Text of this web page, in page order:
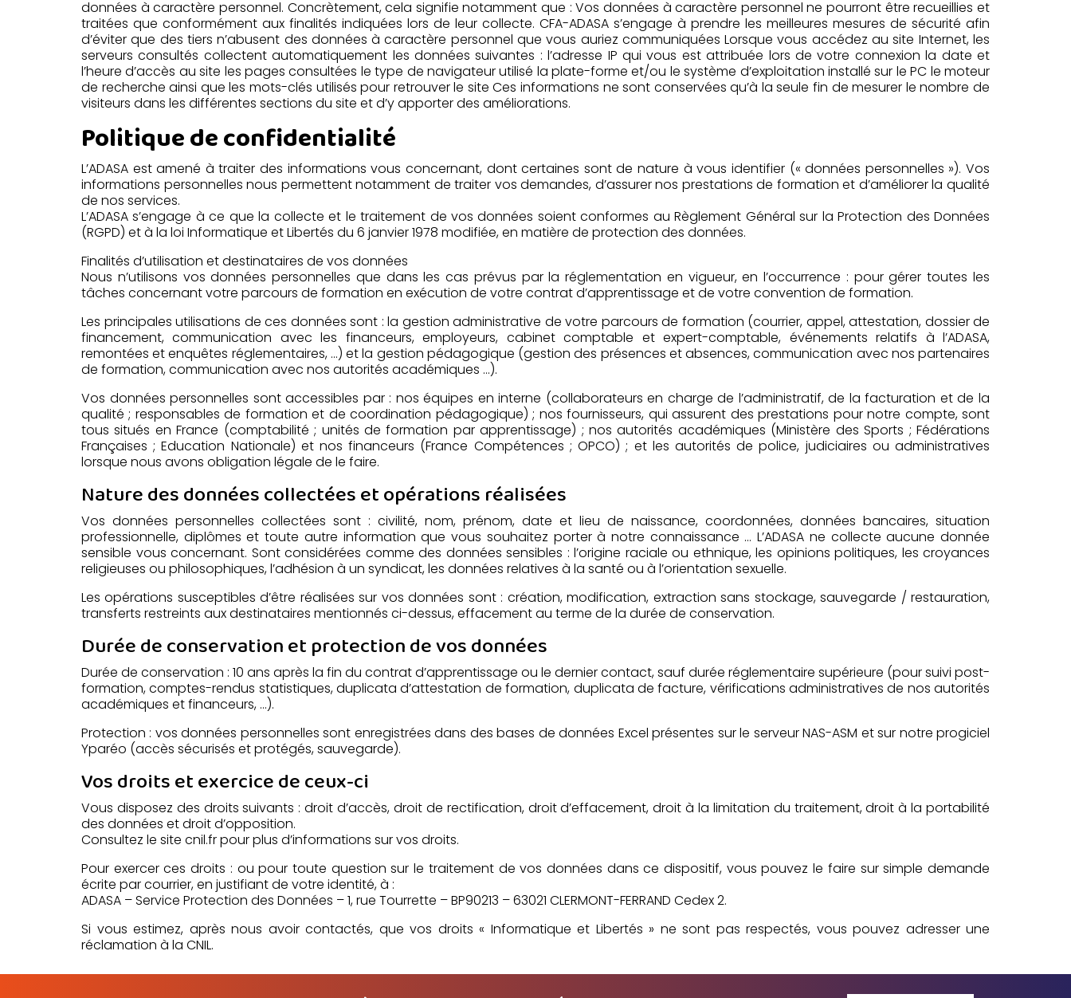
données à caractère personnel. Concrètement, cela signifie notamment que : Vos données à caractère personnel ne pourront être recueillies et
traitées que conformément aux finalités indiquées lors de leur collecte. CFA-ADASA s’engage à prendre les meilleures mesures de sécurité afin
d’éviter que des tiers n’abusent des données à caractère personnel que vous auriez communiquées Lorsque vous accédez au site Internet, les
serveurs consultés collectent automatiquement les données suivantes : l’adresse IP qui vous est attribuée lors de votre connexion la date et
l’heure d’accès au site les pages consultées le type de navigateur utilisé la plate-forme et/ou le système d’exploitation installé sur le PC le moteur
de recherche ainsi que les mots-clés utilisés pour retrouver le site Ces informations ne sont conservées qu’à la seule fin de mesurer le nombre de
visiteurs dans les différentes sections du site et d’y apporter des améliorations.
Politique de confidentialité
L’ADASA est amené à traiter des informations vous concernant, dont certaines sont de nature à vous identifier (« données personnelles »). Vos
informations personnelles nous permettent notamment de traiter vos demandes, d’assurer nos prestations de formation et d’améliorer la qualité
de nos services.
L’ADASA s’engage à ce que la collecte et le traitement de vos données soient conformes au Règlement Général sur la Protection des Données
(RGPD) et à la loi Informatique et Libertés du 6 janvier 1978 modifiée, en matière de protection des données.
Finalités d’utilisation et destinataires de vos données
Nous n’utilisons vos données personnelles que dans les cas prévus par la réglementation en vigueur, en l’occurrence : pour gérer toutes les
tâches concernant votre parcours de formation en exécution de votre contrat d’apprentissage et de votre convention de formation.
Les principales utilisations de ces données sont : la gestion administrative de votre parcours de formation (courrier, appel, attestation, dossier de
financement, communication avec les financeurs, employeurs, cabinet comptable et expert-comptable, événements relatifs à l’ADASA,
remontées et enquêtes réglementaires, …) et la gestion pédagogique (gestion des présences et absences, communication avec nos partenaires
de formation, communication avec nos autorités académiques …).
Vos données personnelles sont accessibles par : nos équipes en interne (collaborateurs en charge de l’administratif, de la facturation et de la
qualité ; responsables de formation et de coordination pédagogique) ; nos fournisseurs, qui assurent des prestations pour notre compte, sont
tous situés en France (comptabilité ; unités de formation par apprentissage) ; nos autorités académiques (Ministère des Sports ; Fédérations
Françaises ; Education Nationale) et nos financeurs (France Compétences ; OPCO) ; et les autorités de police, judiciaires ou administratives
lorsque nous avons obligation légale de le faire.
Nature des données collectées et opérations réalisées
Vos données personnelles collectées sont : civilité, nom, prénom, date et lieu de naissance, coordonnées, données bancaires, situation
professionnelle, diplômes et toute autre information que vous souhaitez porter à notre connaissance … L’ADASA ne collecte aucune donnée
sensible vous concernant. Sont considérées comme des données sensibles : l’origine raciale ou ethnique, les opinions politiques, les croyances
religieuses ou philosophiques, l’adhésion à un syndicat, les données relatives à la santé ou à l’orientation sexuelle.
Les opérations susceptibles d’être réalisées sur vos données sont : création, modification, extraction sans stockage, sauvegarde / restauration,
transferts restreints aux destinataires mentionnés ci-dessus, effacement au terme de la durée de conservation.
Durée de conservation et protection de vos données
Durée de conservation : 10 ans après la fin du contrat d’apprentissage ou le dernier contact, sauf durée réglementaire supérieure (pour suivi post-
formation, comptes-rendus statistiques, duplicata d’attestation de formation, duplicata de facture, vérifications administratives de nos autorités
académiques et financeurs, …).
Protection : vos données personnelles sont enregistrées dans des bases de données Excel présentes sur le serveur NAS-ASM et sur notre progiciel
Yparéo (accès sécurisés et protégés, sauvegarde).
Vos droits et exercice de ceux-ci
Vous disposez des droits suivants : droit d’accès, droit de rectification, droit d’effacement, droit à la limitation du traitement, droit à la portabilité
des données et droit d’opposition.
Consultez le site cnil.fr pour plus d’informations sur vos droits.
Pour exercer ces droits : ou pour toute question sur le traitement de vos données dans ce dispositif, vous pouvez le faire sur simple demande
écrite par courrier, en justifiant de votre identité, à :
ADASA – Service Protection des Données – 1, rue Tourrette – BP90213 – 63021 CLERMONT-FERRAND Cedex 2.
Si vous estimez, après nous avoir contactés, que vos droits « Informatique et Libertés » ne sont pas respectés, vous pouvez adresser une
réclamation à la CNIL.